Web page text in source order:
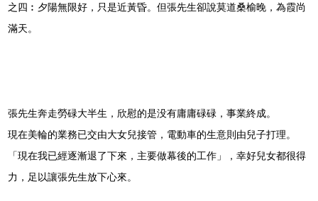
之四︰夕陽無限好，只是近黃昏。但張先生卻說莫道桑榆晚，為霞尚
滿天。
張先生奔走勞碌大半生，欣慰的是没有庸庸碌碌，事業終成。
現在美輪的業務已交由大女兒接管，電動車的生意則由兒子打理。
「現在我已經逐漸退了下來，主要做幕後的工作」，幸好兒女都很得
力，足以讓張先生放下心來。